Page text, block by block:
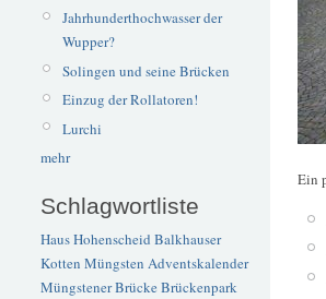
Jahrhunderthochwasser der
Wupper?
Solingen und seine Brücken
Einzug der Rollatoren!
Lurchi
mehr
Schlagwortliste
Haus Hohenscheid Balkhauser
Kotten Müngsten Adventskalender
Müngstener BrückeBrückenpark
Ein